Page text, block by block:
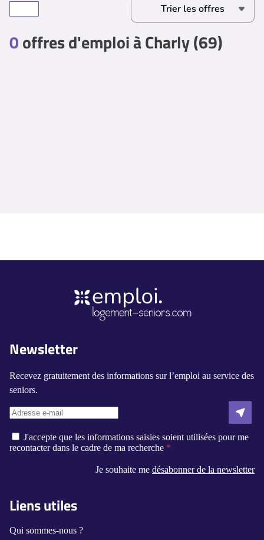
0offres d'emploi à Charly (69)
Newsletter
Recevez gratuitement des informations sur l’emploi au service des
seniors.
J'accepte que les informations saisies soient utilisées pour me
recontacter dans le cadre de ma recherche
Je souhaite me désabonner de la newsletter
Liens utiles
Qui sommes-nous ?